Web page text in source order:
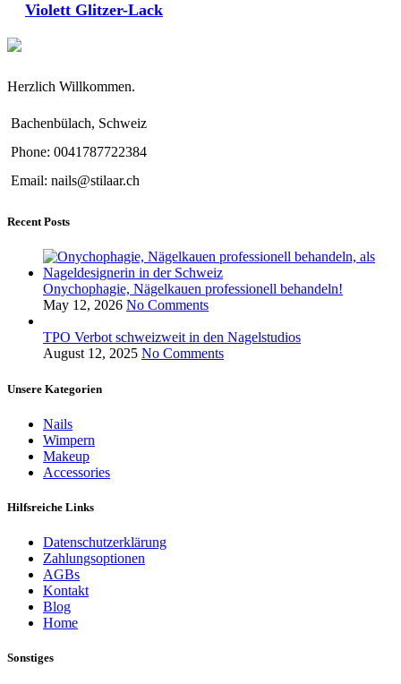
Violett Glitzer-Lack
Herzlich Willkommen.
Bachenbülach, Schweiz
Phone: 0041787722384
Email: nails@stilaar.ch
Recent Posts
Onychophagie, Nägelkauen professionell behandeln!
May 12, 2026 No Comments
TPO Verbot schweizweit in den Nagelstudios
August 12, 2025 No Comments
Unsere Kategorien
Nails
Wimpern
Makeup
Accessories
Hilfsreiche Links
Datenschutzerklärung
Zahlungsoptionen
AGBs
Kontakt
Blog
Home
Sonstiges